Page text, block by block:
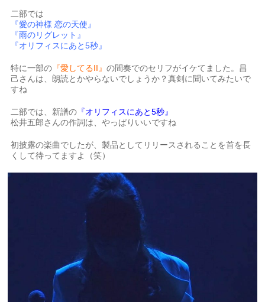
二部では
『愛の神様 恋の天使』
『雨のリグレット』
『オリフィスにあと5秒』
特に一部の 『愛してるII』の間奏でのセリフがイケてました。昌
己さんは、朗読とかやらないでしょうか？真剣に聞いてみたいで
すね
二部では、新譜の 『オリフィスにあと5秒』
松井五郎さんの作詞は、やっぱりいいですね
初披露の楽曲でしたが、製品としてリリースされることを首を長
くして待ってますよ（笑）